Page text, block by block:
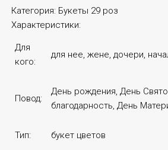
Категория: Букеты 29 роз
Характеристики:
Для
кого:
для нее, жене, дочери,
Повод:
День рождения, День
благодарность, День
Тип: букет цветов